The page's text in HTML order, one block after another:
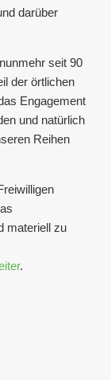
darüber
seit 90
der örtlichen
Engagement
und natürlich
Reihen
materiell zu
.